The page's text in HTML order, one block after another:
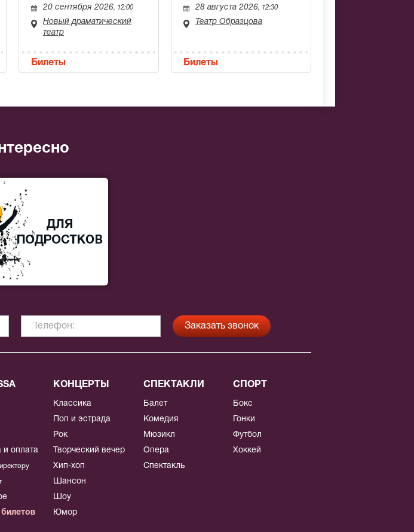
20 сентября 2026, 12:00
Новый драматический
театр
Билеты
28 августа 2026, 12:30
Театр Образцова
Билеты
и оплата
КОНЦЕРТЫ
Классика
Поп и эстрада
Рок
Творческий вечер
Хип-хоп
Шансон
Шоу
Юмор
СПЕКТАКЛИ
Балет
Комедия
Мюзикл
Опера
Спектакль
СПОРТ
Бокс
Гонки
Футбол
Хоккей